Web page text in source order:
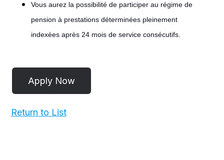
Vous aurez la possibilité de participer au régime de
pension à prestations déterminées pleinement
indexées après 24 mois de service consécutifs.
Return to List